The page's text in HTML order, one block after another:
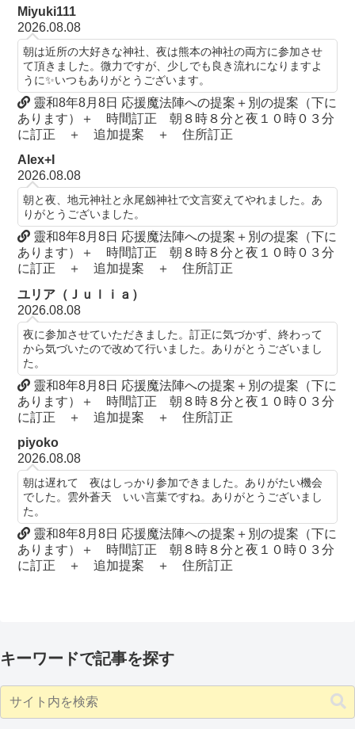
Miyuki111
2026.08.08
朝は近所の大好きな神社、夜は熊本の神社の両方に参加させ
て頂きました。微力ですが、少しでも良き流れになりますよ
うに✨いつもありがとうございます。
靈和8年8月8日 応援魔法陣への提案＋別の提案（下に
あります）＋ 時間訂正 朝８時８分と夜１０時０３分
に訂正 ＋ 追加提案 ＋ 住所訂正
Alex+I
2026.08.08
朝と夜、地元神社と永尾劔神社で文言変えてやれました。あ
りがとうございました。
靈和8年8月8日 応援魔法陣への提案＋別の提案（下に
あります）＋ 時間訂正 朝８時８分と夜１０時０３分
に訂正 ＋ 追加提案 ＋ 住所訂正
ユリア（Ｊｕｌｉａ）
2026.08.08
夜に参加させていただきました。訂正に気づかず、終わって
から気づいたので改めて行いました。ありがとうございまし
た。
靈和8年8月8日 応援魔法陣への提案＋別の提案（下に
あります）＋ 時間訂正 朝８時８分と夜１０時０３分
に訂正 ＋ 追加提案 ＋ 住所訂正
piyoko
2026.08.08
朝は遅れて 夜はしっかり参加できました。ありがたい機会
でした。雲外蒼天 いい言葉ですね。ありがとうございまし
た。
靈和8年8月8日 応援魔法陣への提案＋別の提案（下に
あります）＋ 時間訂正 朝８時８分と夜１０時０３分
に訂正 ＋ 追加提案 ＋ 住所訂正
キーワードで記事を探す